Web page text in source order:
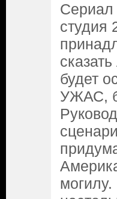
Сериал
студия
будет
УЖАС,